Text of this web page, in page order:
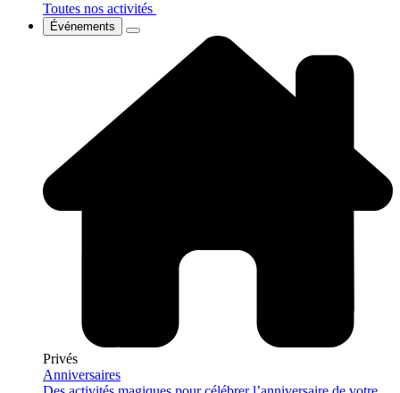
Toutes nos activités
Événements
Privés
Anniversaires